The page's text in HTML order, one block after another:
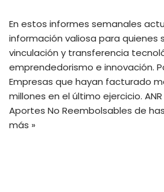
En estos informes semanales
información valiosa para quienes
vinculación y transferencia
emprendedorismo e innovación.
Empresas que hayan facturado
millones en el último ejercicio. ANR
Aportes No Reembolsables de
más »